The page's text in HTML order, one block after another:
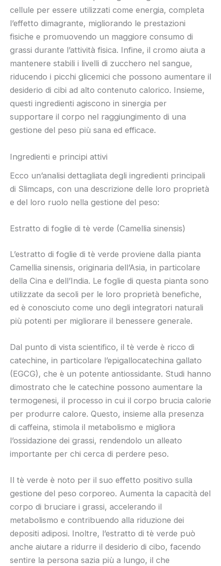
cellule per essere utilizzati come energia, completa
l’effetto dimagrante, migliorando le prestazioni
fisiche e promuovendo un maggiore consumo di
grassi durante l’attività fisica. Infine, il cromo aiuta a
mantenere stabili i livelli di zucchero nel sangue,
riducendo i picchi glicemici che possono aumentare il
desiderio di cibi ad alto contenuto calorico. Insieme,
questi ingredienti agiscono in sinergia per
supportare il corpo nel raggiungimento di una
gestione del peso più sana ed efficace.
Ingredienti e principi attivi
Ecco un’analisi dettagliata degli ingredienti principali
di Slimcaps, con una descrizione delle loro proprietà
e del loro ruolo nella gestione del peso:
Estratto di foglie di tè verde (Camellia sinensis)
L’estratto di foglie di tè verde proviene dalla pianta
Camellia sinensis, originaria dell’Asia, in particolare
della Cina e dell’India. Le foglie di questa pianta sono
utilizzate da secoli per le loro proprietà benefiche,
ed è conosciuto come uno degli integratori naturali
più potenti per migliorare il benessere generale.
Dal punto di vista scientifico, il tè verde è ricco di
catechine, in particolare l’epigallocatechina gallato
(EGCG), che è un potente antiossidante. Studi hanno
dimostrato che le catechine possono aumentare la
termogenesi, il processo in cui il corpo brucia calorie
per produrre calore. Questo, insieme alla presenza
di caffeina, stimola il metabolismo e migliora
l’ossidazione dei grassi, rendendolo un alleato
importante per chi cerca di perdere peso.
Il tè verde è noto per il suo effetto positivo sulla
gestione del peso corporeo. Aumenta la capacità del
corpo di bruciare i grassi, accelerando il
metabolismo e contribuendo alla riduzione dei
depositi adiposi. Inoltre, l’estratto di tè verde può
anche aiutare a ridurre il desiderio di cibo, facendo
sentire la persona sazia più a lungo, il che